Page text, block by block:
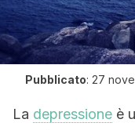
Pubblicato: 27
La depressione è